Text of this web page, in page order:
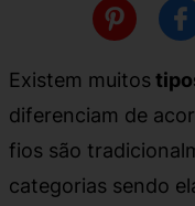
Existem muitos
diferenciam de
fios são
categorias sendo